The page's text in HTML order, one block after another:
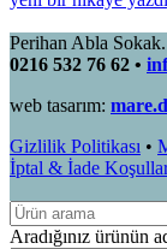
Perihan Abla
0216 532 76 62 •
web tasarım:
Gizlilik Politikası •
İptal & İade
Aradığınız ürünün